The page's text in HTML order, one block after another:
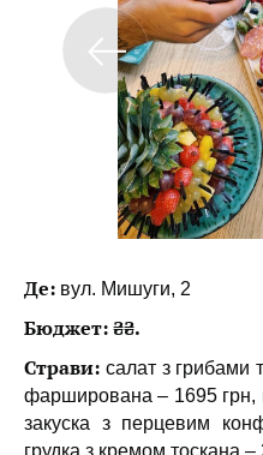
Де: вул. Мишуги, 2
Бюджет: ₴₴.
Страви: салат з грибами
фарширована – 1695 грн,
закуска з перцевим
грудка з кремом тоскана –